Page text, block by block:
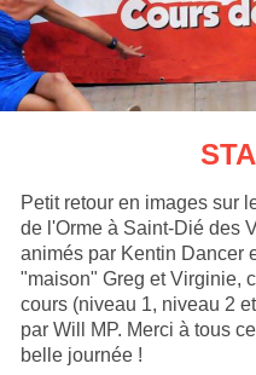
Petit retour en images sur
de l'Orme à Saint-Dié des
animés par Kentin Dancer
"maison" Greg et Virginie,
cours (niveau 1, niveau 2
par Will MP. Merci à tous
belle journée !